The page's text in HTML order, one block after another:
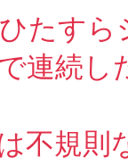
たす
連続し
不規則